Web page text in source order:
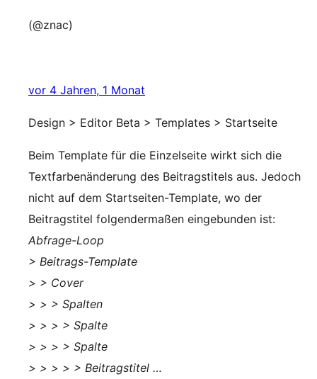
(@znac)
vor 4 Jahren, 1 Monat
Design > Editor Beta > Templates > Startseite
Beim Template für die Einzelseite wirkt sich die
Textfarbenänderung des Beitragstitels aus. Jedoch
nicht auf dem Startseiten-Template, wo der
Beitragstitel folgendermaßen eingebunden ist:
Abfrage-Loop
> Beitrags-Template
> > Cover
> > > Spalten
> > > > Spalte
> > > > Spalte
> > > > > Beitragstitel …